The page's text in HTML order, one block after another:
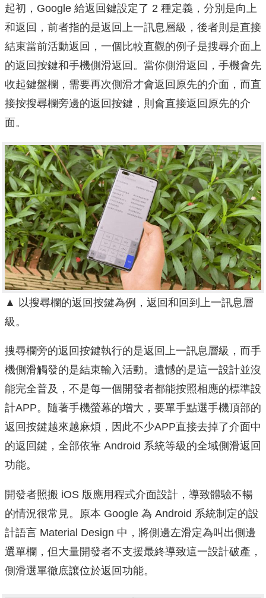
起初，Google 給返回鍵設定了 2 種定義，分別是向上
和返回，前者指的是返回上一訊息層級，後者則是直接
結束當前活動返回，一個比較直觀的例子是搜尋介面上
的返回按鍵和手機側滑返回。當你側滑返回，手機會先
收起鍵盤欄，需要再次側滑才會返回原先的介面，而直
接按搜尋欄旁邊的返回按鍵，則會直接返回原先的介
面。
▲ 以搜尋欄的返回按鍵為例，返回和回到上一訊息層
級。
搜尋欄旁的返回按鍵執行的是返回上一訊息層級，而手
機側滑觸發的是結束輸入活動。遺憾的是這一設計並沒
能完全普及，不是每一個開發者都能按照相應的標準設
計APP。隨著手機螢幕的增大，要單手點選手機頂部的
返回按鍵越來越麻煩，因此不少APP直接去掉了介面中
的返回鍵，全部依靠 Android 系統等級的全域側滑返回
功能。
開發者照搬 iOS 版應用程式介面設計，導致體驗不暢
的情況很常見。原本 Google 為 Android 系統制定的設
計語言 Material Design 中，將側邊左滑定為叫出側邊
選單欄，但大量開發者不支援最終導致這一設計破產，
側滑選單徹底讓位於返回功能。